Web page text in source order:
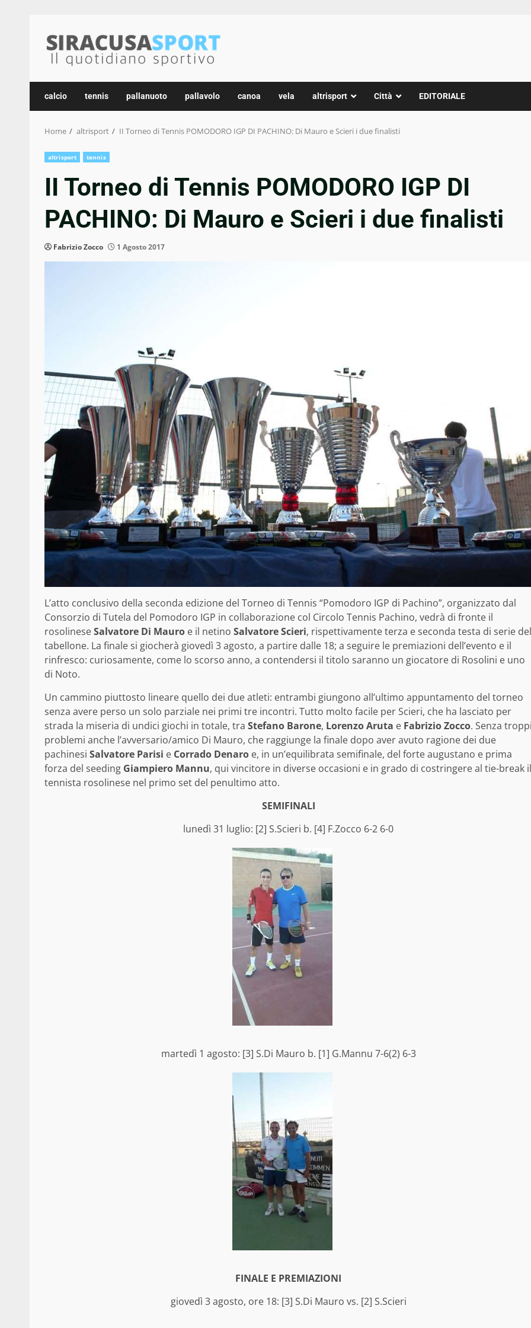
content
calcio tennis pallanuoto pallavolo canoa vela altrisport Città EDITORIALE
Home altrisport II Torneo di Tennis POMODORO IGP DI PACHINO: Di Mauro e Scieri i due finalisti
altrisport tennis
II Torneo di Tennis POMODORO IGP DI
PACHINO: Di Mauro e Scieri i due finalisti
Fabrizio Zocco 1 Agosto 2017
L’atto conclusivo della seconda edizione del Torneo di Tennis “Pomodoro IGP di Pachino”, organizzato dal
Consorzio di Tutela del Pomodoro IGP in collaborazione col Circolo Tennis Pachino, vedrà di fronte il
rosolineseSalvatore Di Mauro e il netino Salvatore Scieri, rispettivamente terza e seconda testa di serie del
tabellone. La finale si giocherà giovedì 3 agosto, a partire dalle 18; a seguire le premiazioni dell’evento e il
rinfresco: curiosamente, come lo scorso anno, a contendersi il titolo saranno un giocatore di Rosolini e uno
di Noto.
Un cammino piuttosto lineare quello dei due atleti: entrambi giungono all’ultimo appuntamento del torneo
senza avere perso un solo parziale nei primi tre incontri. Tutto molto facile per Scieri, che ha lasciato per
strada la miseria di undici giochi in totale, tra Stefano Barone, Lorenzo Aruta e Fabrizio Zocco. Senza troppi
problemi anche l’avversario/amico Di Mauro, che raggiunge la finale dopo aver avuto ragione dei due
pachinesi Salvatore Parisi e Corrado Denaro e, in un’equilibrata semifinale, del forte augustano e prima
forza del seeding Giampiero Mannu, qui vincitore in diverse occasioni e in grado di costringere al tie-break il
tennista rosolinese nel primo set del penultimo atto.
SEMIFINALI
lunedì 31 luglio: [2] S.Scieri b. [4] F.Zocco 6-2 6-0
martedì 1 agosto: [3] S.Di Mauro b. [1] G.Mannu 7-6(2) 6-3
FINALE E PREMIAZIONI
giovedì 3 agosto, ore 18: [3] S.Di Mauro vs. [2] S.Scieri